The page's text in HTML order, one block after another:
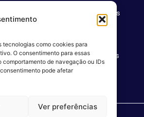
tecnologias como cookies para
O consentimento para essas
de navegação ou IDs
pode afetar
Ver preferências
Soluções
Carreiras